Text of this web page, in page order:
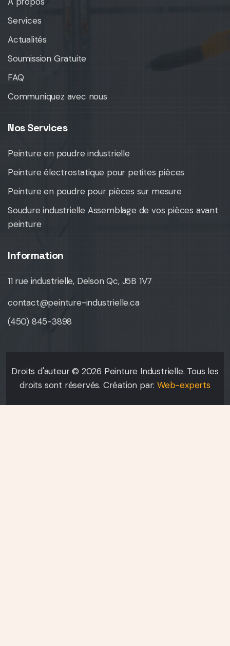
Services
Actualités
Soumission Gratuite
FAQ
Communiquez avec nous
Nos Services
Peinture en poudre industrielle
Peinture électrostatique pour petites pièces
Peinture en poudre pour pièces sur mesure
Soudure industrielle Assemblage de vos pièces avant
peinture
Information
11 rue industrielle, Delson Qc, J5B 1V7
contact@peinture-industrielle.ca
(450) 845-3898
Droits d'auteur © 2026 Peinture Industrielle. Tous les
droits sont réservés. Création par: Web-experts